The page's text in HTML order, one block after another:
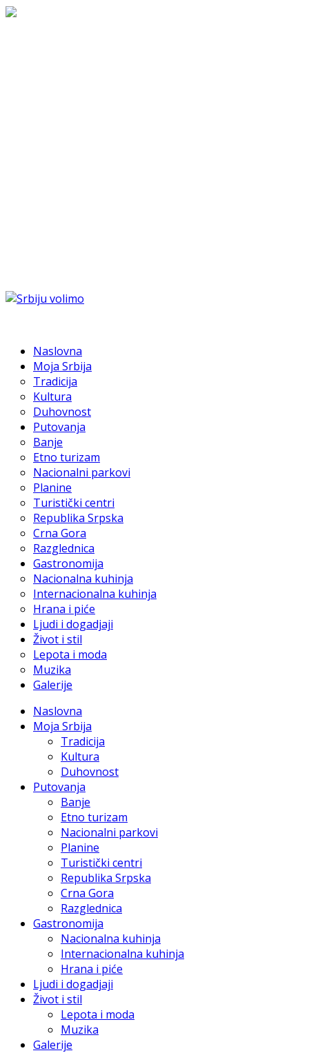
Naslovna
Moja Srbija
Tradicija
Kultura
Duhovnost
Putovanja
Banje
Etno turizam
Nacionalni parkovi
Planine
Turistički centri
Republika Srpska
Crna Gora
Razglednica
Gastronomija
Nacionalna kuhinja
Internacionalna kuhinja
Hrana i piće
Ljudi i dogadjaji
Život i stil
Lepota i moda
Muzika
Galerije
Naslovna
Moja Srbija
Tradicija
Kultura
Duhovnost
Putovanja
Banje
Etno turizam
Nacionalni parkovi
Planine
Turistički centri
Republika Srpska
Crna Gora
Razglednica
Gastronomija
Nacionalna kuhinja
Internacionalna kuhinja
Hrana i piće
Ljudi i dogadjaji
Život i stil
Lepota i moda
Muzika
Galerije